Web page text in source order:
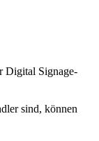
Digital Signage-
sind, können